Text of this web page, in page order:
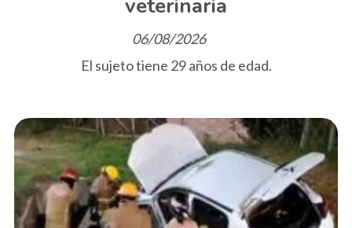
veterinaria
06/08/2026
El sujeto tiene 29 años de edad.